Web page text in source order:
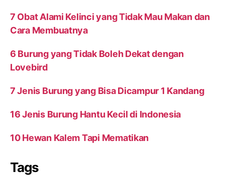
7 Obat Alami Kelinci yang Tidak Mau Makan dan
Cara Membuatnya
6 Burung yang Tidak Boleh Dekat dengan
Lovebird
7 Jenis Burung yang Bisa Dicampur 1 Kandang
16 Jenis Burung Hantu Kecil di Indonesia
10 Hewan Kalem Tapi Mematikan
Tags